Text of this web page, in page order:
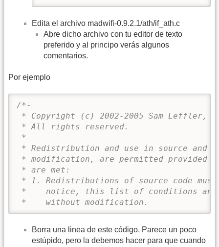
Edita el archivo madwifi-0.9.2.1/ath/if_ath.c
Abre dicho archivo con tu editor de texto
preferido y al principo verás algunos
comentarios.
Por ejemplo
/*-
* Copyright (c) 2002-2005 Sam Leffler,
* All rights reserved.
*
* Redistribution and use in source and
* modification, are permitted provided
* are met:
* 1. Redistributions of source code
*    notice, this list of conditions and
*    without modification.
Borra una linea de este código. Parece un poco
estúpido, pero la debemos hacer para que cuando